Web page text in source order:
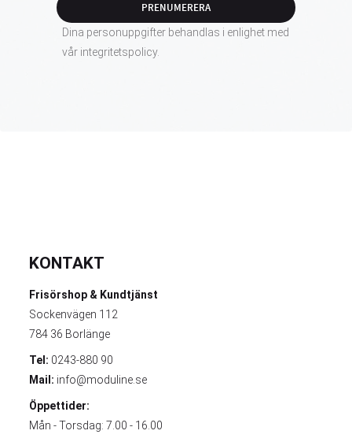
PRENUMERERA
Dina personuppgifter behandlas i enlighet med
vår integritetspolicy.
KONTAKT
Frisörshop & Kundtjänst
Sockenvägen 112
784 36 Borlänge
Tel: 0243-880 90
Mail: info@moduline.se
Öppettider:
Mån - Torsdag: 7.00 - 16.00